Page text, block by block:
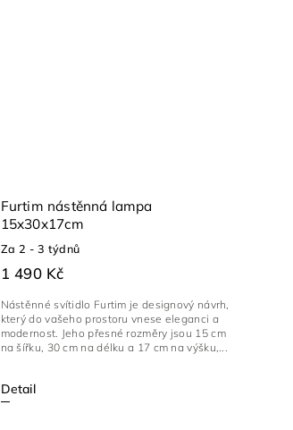
Furtim nástěnná lampa
15x30x17cm
Za 2 - 3 týdnů
1 490 Kč
Detail
Nástěnné svítidlo Furtim je designový návrh,
který do vašeho prostoru vnese eleganci a
modernost. Jeho přesné rozměry jsou 15 cm
na šířku, 30 cm na délku a 17 cm na výšku,...